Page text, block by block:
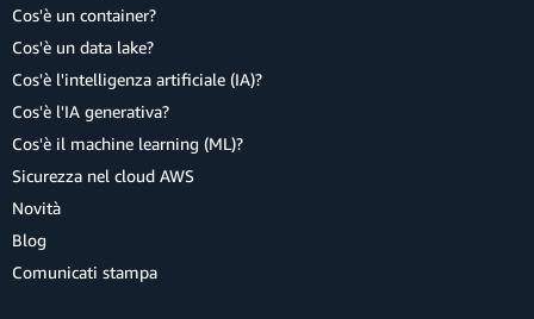
Cos'è un container?
Cos'è un data lake?
Cos'è l'intelligenza artificiale (IA)?
Cos'è l'IA generativa?
Cos'è il machine learning (ML)?
Sicurezza nel cloud AWS
Novità
Blog
Comunicati stampa